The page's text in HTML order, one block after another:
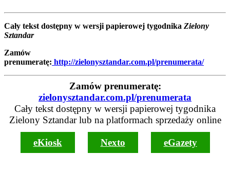
Cały tekst dostępny w wersji papierowej tygodnika Zielony
Sztandar
Zamów
prenumeratę: http://zielonysztandar.com.pl/prenumerata/
Zamów prenumeratę:
zielonysztandar.com.pl/prenumerata
Cały tekst dostępny w wersji papierowej tygodnika
Zielony Sztandar lub na platformach sprzedaży online
eKiosk Nexto eGazety